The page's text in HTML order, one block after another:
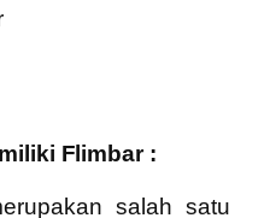
Flimbar :
salah satu